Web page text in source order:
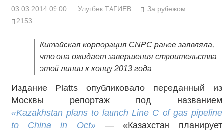
03.03.2014 09:00 Улугбек ТАГИЕВ
За рубежом
2153
Китайская корпорация CNPC ранее заявляла,
что она ожидает завершения строительства
этой линии к концу 2013 года
Издание Platts опубликовало переданный из
Москвы репортаж под названием
«Kazakhstan plans to launch Line C of gas pipeline
to China in Oct»— «Казахстан планирует